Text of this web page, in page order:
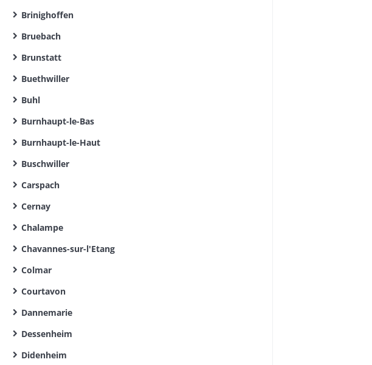
Brinighoffen
Bruebach
Brunstatt
Buethwiller
Buhl
Burnhaupt-le-Bas
Burnhaupt-le-Haut
Buschwiller
Carspach
Cernay
Chalampe
Chavannes-sur-l'Etang
Colmar
Courtavon
Dannemarie
Dessenheim
Didenheim